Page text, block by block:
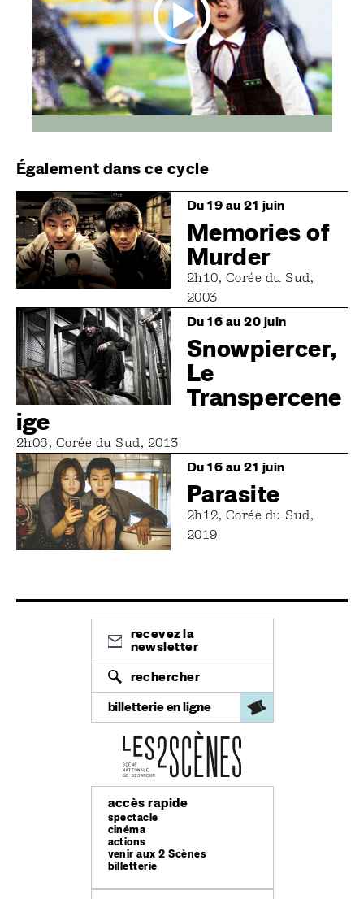
Également dans ce cycle
Image Du 19 au 21 juin
Memories of
Murder
2h10, Corée du Sud,
2003
Image
Du 16 au 20 juin
Snowpiercer,
Le
Transpercene
ige
2h06, Corée du Sud, 2013
Image
Du 16 au 21 juin
Parasite
2h12, Corée du Sud,
2019
recevez la
newsletter
rechercher
billetterie en ligne
accès rapide
spectacle
cinéma
actions
venir aux 2 Scènes
billetterie